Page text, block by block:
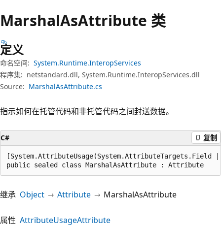
MarshalAsAttribute 类
定义
命名空间: System.Runtime.InteropServices
程序集: netstandard.dll, System.Runtime.InteropServices.dll
Source: MarshalAsAttribute.cs
指示如何在托管代码和非托管代码之间封送数据。
C# 复制
public sealed class MarshalAsAttribute : Attribute
继承 Object Attribute MarshalAsAttribute
属性 AttributeUsageAttribute